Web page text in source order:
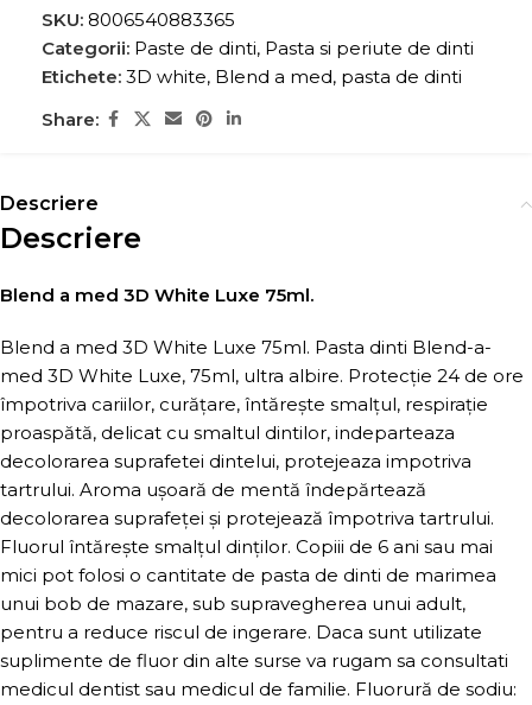
SKU: 8006540883365
Categorii: Paste de dinti, Pasta si periute de dinti
Etichete: 3D white, Blend a med, pasta de dinti
Share:
Descriere
Descriere
Blend a med 3D White Luxe 75ml.
Blend a med 3D White Luxe 75ml. Pasta dinti Blend-a-
med 3D White Luxe, 75ml, ultra albire. Protecție 24 de ore
împotriva cariilor, curățare, întărește smalțul, respirație
proaspătă, delicat cu smaltul dintilor, indeparteaza
decolorarea suprafetei dintelui, protejeaza impotriva
tartrului. Aroma ușoară de mentă îndepărtează
decolorarea suprafeței și protejează împotriva tartrului.
Fluorul întărește smalțul dinților. Copiii de 6 ani sau mai
mici pot folosi o cantitate de pasta de dinti de marimea
unui bob de mazare, sub supravegherea unui adult,
pentru a reduce riscul de ingerare. Daca sunt utilizate
suplimente de fluor din alte surse va rugam sa consultati
medicul dentist sau medicul de familie. Fluorură de sodiu: